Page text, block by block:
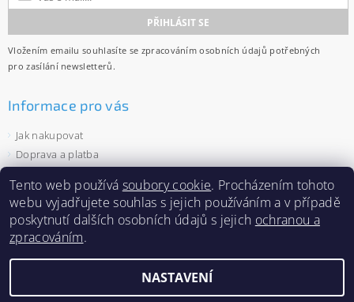
Vložením emailu souhlasíte se zpracováním osobních údajů potřebných
pro zasílání newsletterů.
Informace pro vás
Jak nakupovat
Doprava a platba
Ochrana osobních údajů
Velkoobchod
Zásady používání souborů cookies
2026 ©Capi-cap.cz, všechna práva vyhrazena
Tento web používá soubory cookie. Procházením tohoto
webu vyjadřujete souhlas s jejich používáním a v případě
poskytnutí dalších osobních údajů s jejich ochranou a
zpracováním.
NASTAVENÍ